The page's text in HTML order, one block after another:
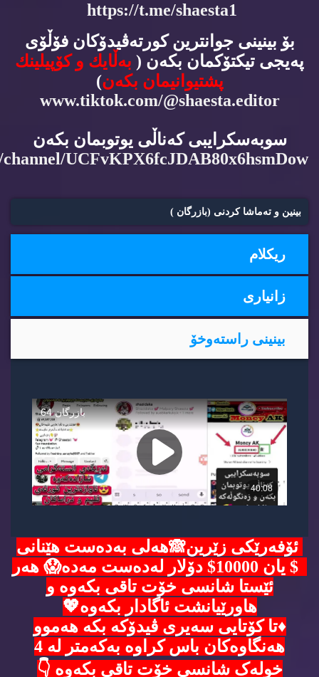
https://t.me/shaesta1
بۆ بینینی جوانترین كورته‌ڤیدۆكان فۆڵۆی
په‌یجی تیكتۆكمان بكه‌ن ( به‌ڵایك و كۆپیلینك
پشتیوانیمان بكه‌ن)
www.tiktok.com/@shaesta.editor
سوبه‌سكرایبی كه‌ناڵی یوتوبمان بكه‌ن
UCFvKPX6fcJDAB80x6hsmDow
بینین و ته‌ماشا كردنی (بازرگان )
ریكلام
زانیاری
بینینی راسته‌وخۆ
ئۆفەرێکی زێرین🙈هەلی بەدەست هێنانی
5$ یان 10000$ دۆلار لەدەست مەدە😱 هەر
ئێستا شانسی خۆت تاقی بکەوە و
هاورێیانشت ئاگادار بکەوە💖
♦️تا کۆتایی سەیری ڤیدۆکە بکە هەموو
هەنگاوەکان باس کراوە بەکەمتر لە 4
خولەک شانسی خۆت تاقی بکەوە 👇